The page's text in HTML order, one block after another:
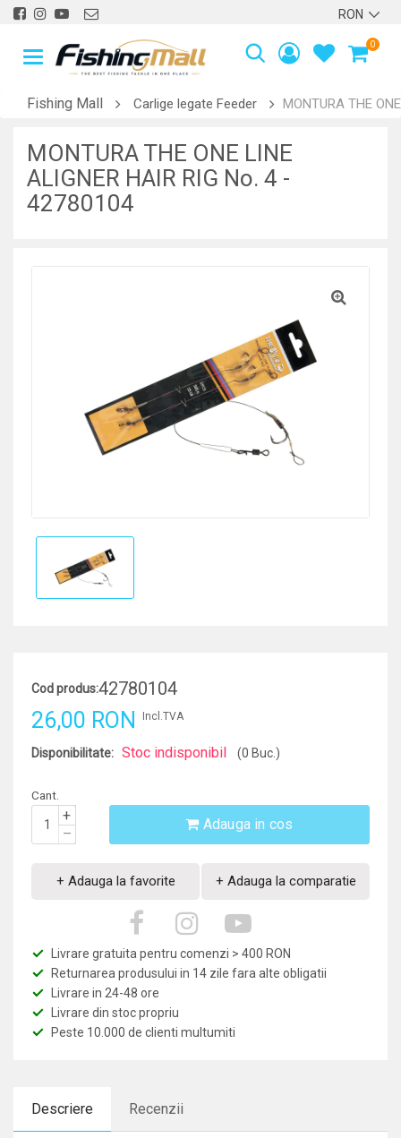
0
Fishing Mall Carlige legate Feeder MONTURA THE
MONTURA THE ONE LINE
ALIGNER HAIR RIG No. 4 -
42780104
Cod produs:42780104
26,00 RON Incl.TVA
Disponibilitate: Stoc indisponibil (0 Buc.)
Cant.
+
–
Adauga in cos
+ Adauga la favorite + Adauga la comparatie
Livrare gratuita pentru comenzi > 400 RON
Returnarea produsului in 14 zile fara alte obligatii
Livrare in 24-48 ore
Livrare din stoc propriu
Peste 10.000 de clienti multumiti
Descriere Recenzii